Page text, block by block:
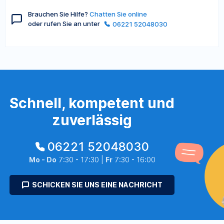
Brauchen Sie Hilfe? Chatten Sie online
oder rufen Sie an unter
06221 52048030
Schnell, kompetent und
zuverlässig
06221 52048030
Mo - Do 7:30 - 17:30 | Fr7:30 - 16:00
SCHICKEN SIE UNS EINE NACHRICHT